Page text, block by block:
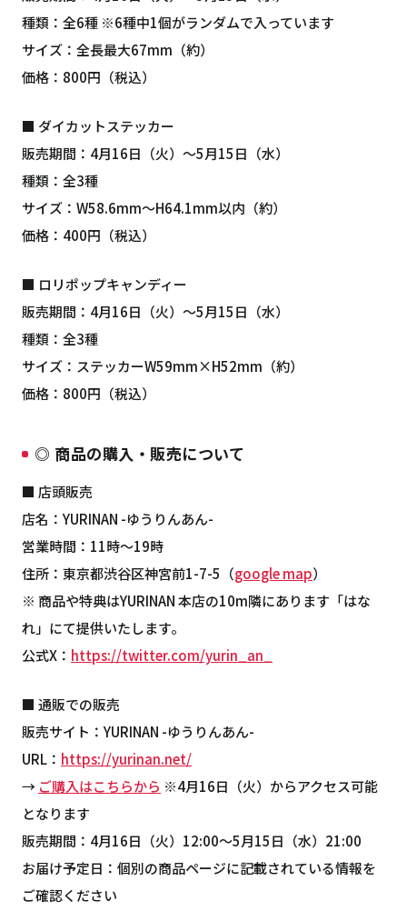
種類：全6種 ※6種中1個がランダムで入っています
サイズ：全長最大67mm（約）
価格：800円（税込）
■ ダイカットステッカー
販売期間：4月16日（火）〜5月15日（水）
種類：全3種
サイズ：W58.6mm〜H64.1mm以内（約）
価格：400円（税込）
■ ロリポップキャンディー
販売期間：4月16日（火）〜5月15日（水）
種類：全3種
サイズ：ステッカーW59mm×H52mm（約）
価格：800円（税込）
◎ 商品の購入・販売について
■ 店頭販売
店名：YURINAN -ゆうりんあん-
営業時間：11時〜19時
住所：東京都渋谷区神宮前1-7-5（google map）
※ 商品や特典はYURINAN 本店の10m隣にあります「はな
れ」にて提供いたします。
公式X： https://twitter.com/yurin_an_
■ 通販での販売
販売サイト：YURINAN -ゆうりんあん-
URL： https://yurinan.net/
→ ご購入はこちらから ※4月16日（火）からアクセス可能
となります
販売期間：4月16日（火）12:00〜5月15日（水）21:00
お届け予定日：個別の商品ページに記載されている情報を
ご確認ください